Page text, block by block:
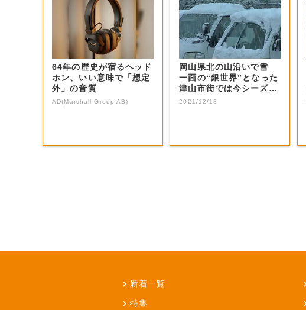
64年の歴史が宿るヘッド
ホン、いい意味で「想定
外」の音質
AD(Marshall Group AB)
岡山県北の山沿いで雪
一面の“銀世界”となった
津山市街では今シーズン
初の積雪を観...
2021/12/18
新着一覧
特集